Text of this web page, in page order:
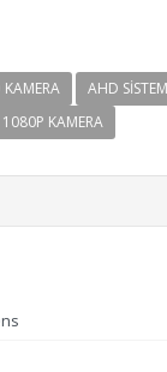
AHD SISTEM
1080P KAMERA